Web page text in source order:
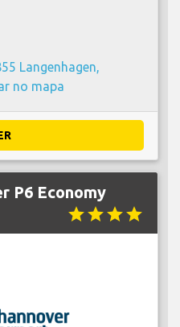
Langenhagen,
no mapa
P6 Economy
starstarstarstar